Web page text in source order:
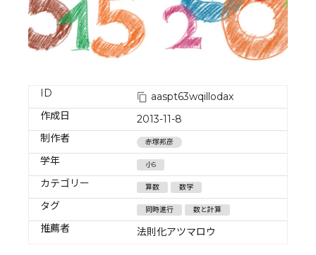
ID
aaspt63wqillodax
作成日
2013-11-8
制作者
赤塚邦彦
学年 小5
カテゴリー 算数 数学
タグ 同時進行 数と計算
推薦者 法則化アツマロウ